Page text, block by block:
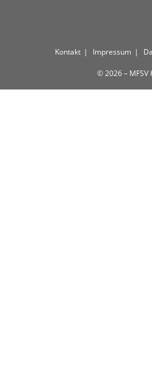
Kontakt Impressum
© 2026 – MFSV